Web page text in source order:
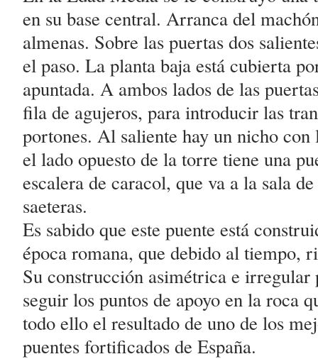
en su base central. Arranca del
almenas. Sobre las puertas dos
el paso. La planta baja está cubierta
apuntada. A ambos lados de las
fila de agujeros, para introducir las
portones. Al saliente hay un nicho
el lado opuesto de la torre tiene una
escalera de caracol, que va a la sala
saeteras.
Es sabido que este puente está
época romana, que debido al tiempo,
Su construcción asimétrica e irregular
seguir los puntos de apoyo en la roca
todo ello el resultado de uno de los
puentes fortificados de España.